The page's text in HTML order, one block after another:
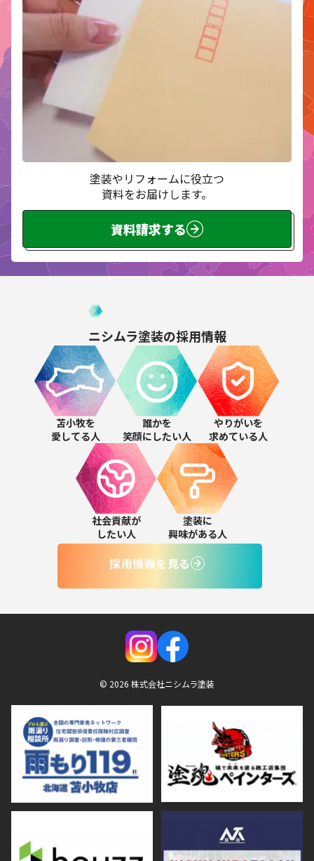
塗装やリフォームに役立つ
資料をお届けします。
資料請求する
ニシムラ塗装の採用情報
苫小牧を
愛してる人
誰かを
笑顔にしたい人
やりがいを
求めている人
社会貢献が
したい人
塗装に
興味がある人
採用情報を見る
© 2026 株式会社ニシムラ塗装